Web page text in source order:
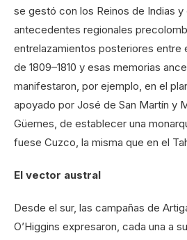
se gestó con los Reinos de Indias
antecedentes regionales
entrelazamientos posteriores entre
de 1809–1810 y esas memorias
manifestaron, por ejemplo, en el
apoyado por José de San Martín y
Güemes, de establecer una
fuese Cuzco, la misma que en el
El vector austral
Desde el sur, las campañas de
O’Higgins expresaron, cada una a